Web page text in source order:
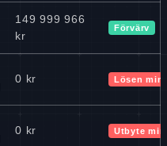
149 999 966
kr
Förvärv
0 kr Lösen
0 kr Utbyte